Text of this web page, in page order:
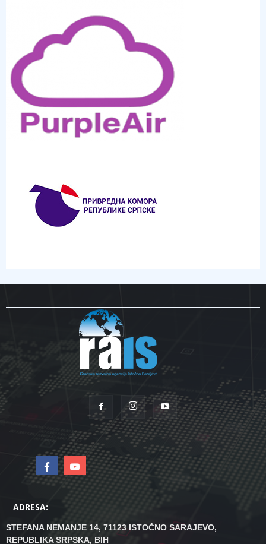
ADRESA:
STEFANA NEMANJE 14, 71123 ISTOČNO SARAJEVO,
REPUBLIKA SRPSKA, BIH